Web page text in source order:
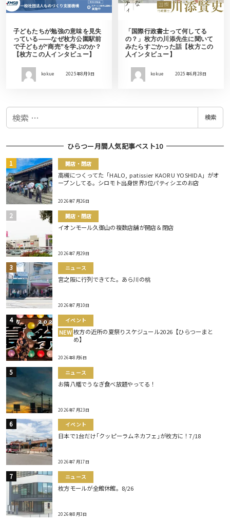
子どもたちが勉強の意味を見失
っている——なぜ枚方公園駅前
で子どもが“商売”を学ぶのか？
【枚方この人インタビュー】
kokue 2025年8月9日
「国際行政書士って何してる
の？」枚方の川添先生に聞いて
みたらすごかった話【枚方この
人インタビュー】
kokue 2025年6月28日
検
検索
ひらつー月間人気記事ベスト10
開店・閉店
高槻につくってた「HALO, patissier KAORU YOSHIDA」がオ
ープンしてる。シロモト出身世界3位パティシエのお店
2026年7月26日
開店・閉店
イオンモール久御山の複数店舗が開店＆閉店
2026年7月29日
ニュース
宮之阪に行列できてた。あら川の桃
2026年7月10日
イベント
NEW 枚方の近所の夏祭りスケジュール2026【ひらつーまと
め】
2026年8月6日
ニュース
お隣八幡でうなぎ食べ放題やってる！
2026年7月23日
イベント
日本で1台だけ｢クッピーラムネカフェ｣が枚方に！7/18
2026年7月17日
ニュース
枚方モールが全館休館。8/26
2026年8月3日